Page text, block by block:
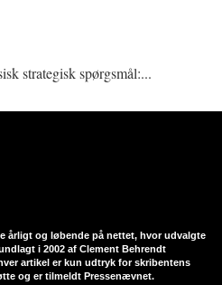
strategisk spørgsmål:...
årligt og løbende på nettet, hvor udvalgte
i 2002 af Clement Behrendt
artikel er kun udtryk for skribentens
og er tilmeldt Pressenævnet.